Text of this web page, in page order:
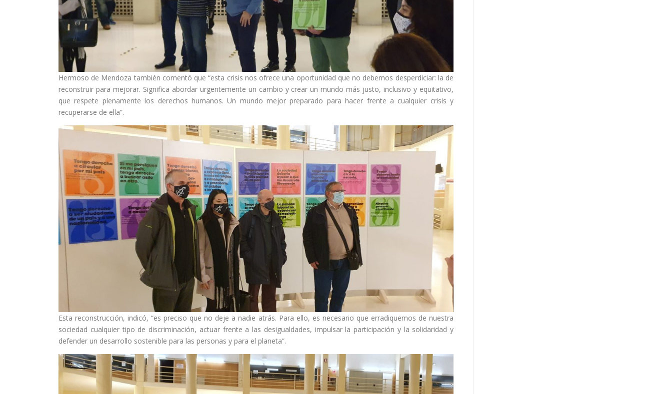
Hermoso de Mendoza también comentó que “esta crisis nos ofrece una oportunidad que no debemos desperdiciar: la de
reconstruir para mejorar. Significa abordar urgentemente un cambio y crear un mundo más justo, inclusivo y equitativo,
que respete plenamente los derechos humanos. Un mundo mejor preparado para hacer frente a cualquier crisis y
recuperarse de ella”.
Esta reconstrucción, indicó, “es preciso que no deje a nadie atrás. Para ello, es necesario que erradiquemos de nuestra
sociedad cualquier tipo de discriminación, actuar frente a las desigualdades, impulsar la participación y la solidaridad y
defender un desarrollo sostenible para las personas y para el planeta”.